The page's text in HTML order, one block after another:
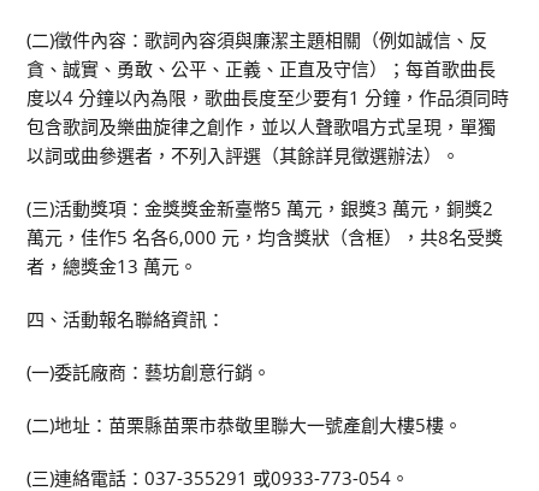
(二)徵件內容：歌詞內容須與廉潔主題相關（例如誠信、反
貪、誠實、勇敢、公平、正義、正直及守信）；每首歌曲長
度以4 分鐘以內為限，歌曲長度至少要有1 分鐘，作品須同時
包含歌詞及樂曲旋律之創作，並以人聲歌唱方式呈現，單獨
以詞或曲參選者，不列入評選（其餘詳見徵選辦法）。
(三)活動獎項：金獎獎金新臺幣5 萬元，銀獎3 萬元，銅獎2
萬元，佳作5 名各6,000 元，均含獎狀（含框），共8名受獎
者，總獎金13 萬元。
四、活動報名聯絡資訊：
(一)委託廠商：藝坊創意行銷。
(二)地址：苗栗縣苗栗市恭敬里聯大一號產創大樓5樓。
(三)連絡電話：037-355291 或0933-773-054。